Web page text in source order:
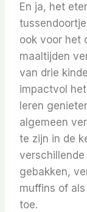
En ja, het
ook voor het
maaltijden
van drie
impactvol
leren
algemeen
te zijn in de
gebakken,
muffins of
toe.